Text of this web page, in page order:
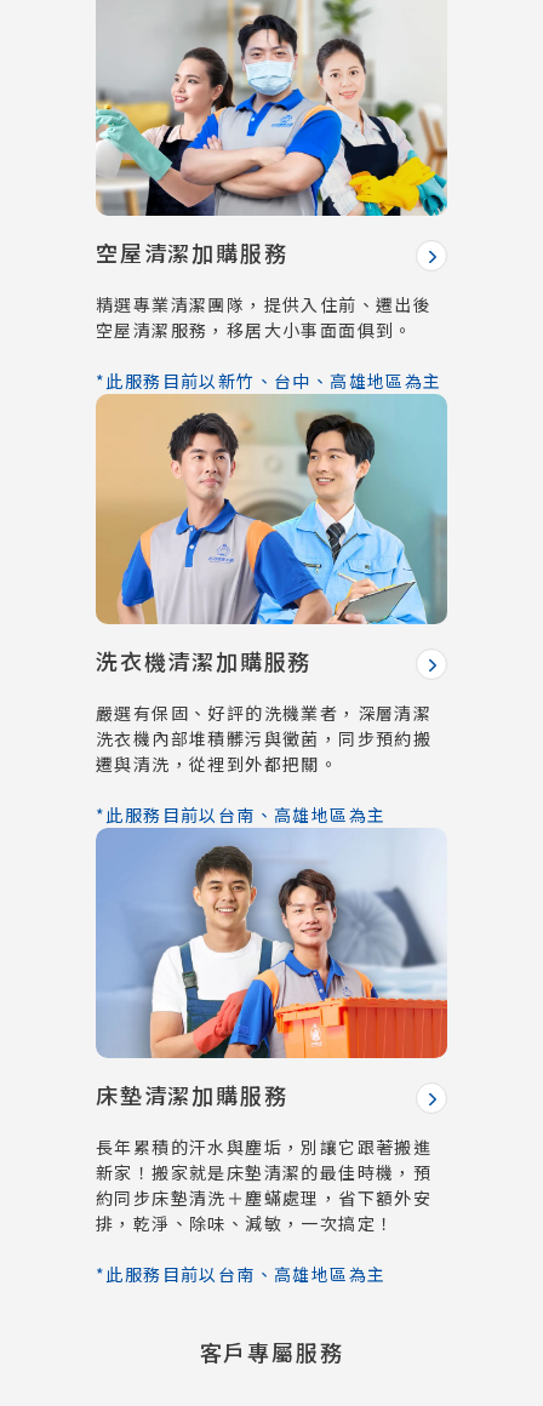
空屋清潔加購服務
精選專業清潔團隊，提供入住前、遷出後
空屋清潔服務，移居大小事面面俱到。
*此服務目前以新竹、台中、高雄地區為主
洗衣機清潔加購服務
嚴選有保固、好評的洗機業者，深層清潔
洗衣機內部堆積髒污與黴菌，同步預約搬
遷與清洗，從裡到外都把關。
*此服務目前以台南、高雄地區為主
床墊清潔加購服務
長年累積的汗水與塵垢，別讓它跟著搬進
新家！搬家就是床墊清潔的最佳時機，預
約同步床墊清洗＋塵蟎處理，省下額外安
排，乾淨、除味、減敏，一次搞定！
*此服務目前以台南、高雄地區為主
客戶專屬服務